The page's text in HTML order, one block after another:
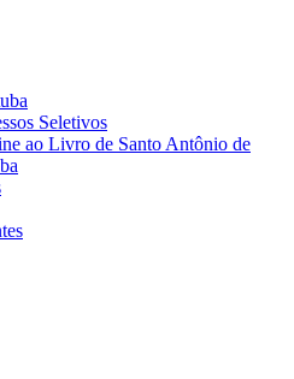
Seletivos
ao Livro de Santo Antônio de